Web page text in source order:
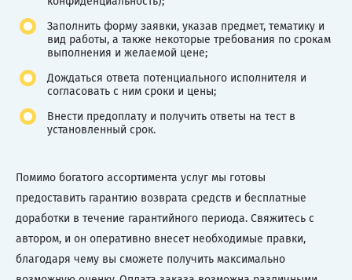
Заполнить форму заявки, указав предмет, тематику и
вид работы, а также некоторые требования по срокам
выполнения и желаемой цене;
Дождаться ответа потенциального исполнителя и
согласовать с ним сроки и цены;
Внести предоплату и получить ответы на тест в
установленный срок.
Помимо богатого ассортимента услуг мы готовы
предоставить гарантию возврата средств и бесплатные
доработки в течение гарантийного периода. Свяжитесь с
автором, и он оперативно внесет необходимые правки,
благодаря чему вы сможете получить максимально